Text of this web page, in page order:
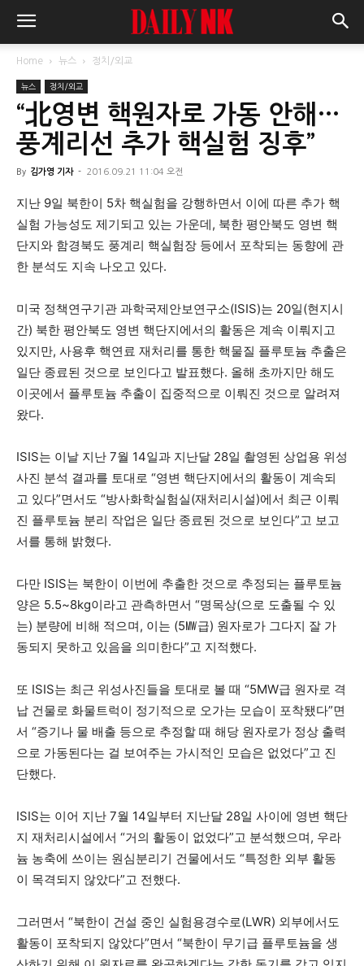
Home 뉴스 정치/외교
뉴스 정치/외교
“北영변 핵원자로 가동 안해…
풍계리선 추가 핵실험 징후”
By 김가영 기자 - 2016.09.21 11:04 오전
지난 9일 북한이 5차 핵실험을 강행하면서 이에 따른 추가 핵
실험 가능성도 제기되고 있는 가운데, 북한 평안북도 영변 핵
단지와 함경북도 풍계리 핵실험장 등에서 포착되는 동향에 관
한 분석도 지속 나오고 있다.
미국 정책연구기관 과학국제안보연구소(ISIS)는 20일(현지시
간) 북한 평안북도 영변 핵단지에서의 활동은 계속 이뤄지고
있지만, 사용후 핵연료 재처리를 통한 핵물질 플루토늄 추출은
일단 종료된 것으로 보인다고 발표했다. 올해 초까지만 해도
이곳에서 플루토늄 추출이 집중적으로 이뤄진 것으로 알려져
왔다.
ISIS는 이날 지난 7월 14일과 지난달 28일 촬영된 상업용 위성
사진 분석 결과를 토대로 “영변 핵단지에서의 활동이 계속되
고 있다”면서도 “방사화학실험실(재처리시설)에서 최근 이뤄
진 플루토늄 분리 작업은 일단 종료된 것으로 보인다”고 보고
서를 통해 밝혔다.
다만 ISIS는 북한이 이번에 추출한 것으로 추정되는 플루토늄
양은 5.5~8kg이라고 관측하면서 “명목상(으로 도출될 수 있
는) 분량에 비해 적으며, 이는 (5㎿급) 원자로가 그다지 잘 가
동되지 못하고 있음을 의미한다”고 지적했다.
또 ISIS는 최근 위성사진들을 토대로 볼 때 “5MW급 원자로 격
납 건물로 화물트럭이 정기적으로 오가는 모습이 포착됐다”면
서 “증기나 물 배출 등으로 추정할 때 해당 원자로가 정상 출력
으로 가동된다는 걸 보여주는 가시적인 모습은 없었다”고 진
단했다.
ISIS는 이어 지난 7월 14일부터 지난달 28일 사이에 영변 핵단
지 재처리시설에서 “거의 활동이 없었다”고 분석했으며, 우라
늄 농축에 쓰이는 원심분리기 건물에서도 “특정한 외부 활동
이 목격되지 않았다”고 전했다.
그러면서 “북한이 건설 중인 실험용경수로(LWR) 외부에서도
활동이 포착되지 않았다”면서 “북한이 무기급 플루토늄을 생